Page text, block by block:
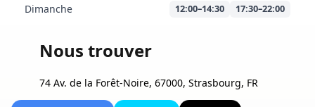
Dimanche 12:00–14:30 17:30–22:00
Nous trouver
74 Av. de la Forêt-Noire, 67000, Strasbourg, FR